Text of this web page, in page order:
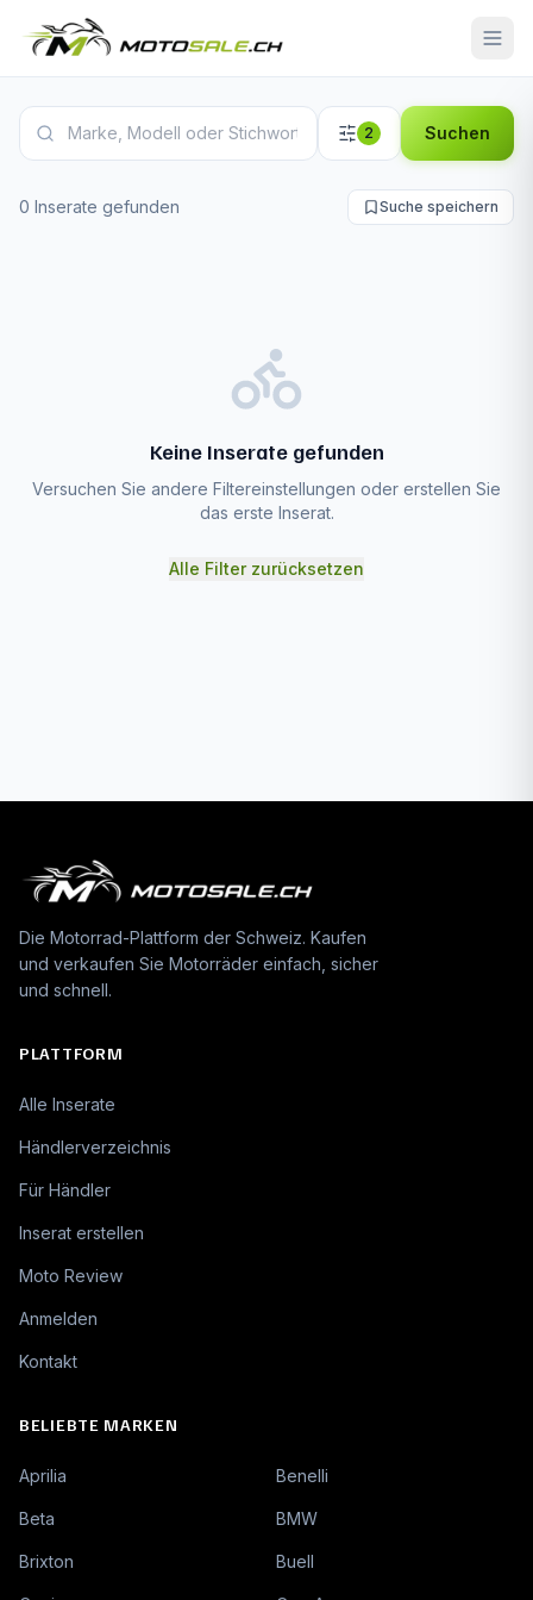
Yamaha Niken Inserate
2 Suchen
0 Inserate gefunden Suche speichern
Keine Inserate gefunden
Versuchen Sie andere Filtereinstellungen oder erstellen Sie
das erste Inserat.
Alle Filter zurücksetzen
Die Motorrad-Plattform der Schweiz. Kaufen
und verkaufen Sie Motorräder einfach, sicher
und schnell.
PLATTFORM
Alle Inserate
Händlerverzeichnis
Für Händler
Inserat erstellen
Moto Review
Anmelden
Kontakt
BELIEBTE MARKEN
Aprilia Benelli
Beta BMW
Brixton Buell